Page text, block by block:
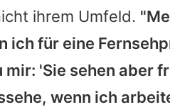
ihrem Umfeld.
ich für eine
'Sie sehen aber
wenn ich